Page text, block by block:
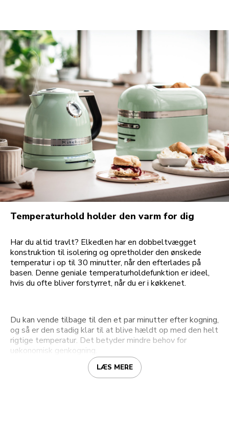
Temperaturhold holder den varm for dig
Har du altid travlt? Elkedlen har en dobbeltvægget
konstruktion til isolering og opretholder den ønskede
temperatur i op til 30 minutter, når den efterlades på
basen. Denne geniale temperaturholdefunktion er ideel,
hvis du ofte bliver forstyrret, når du er i køkkenet.
Du kan vende tilbage til den et par minutter efter kogning,
og så er den stadig klar til at blive hældt op med den helt
rigtige temperatur. Det betyder mindre behov for
uøkonomisk genkogning.
LÆS MERE